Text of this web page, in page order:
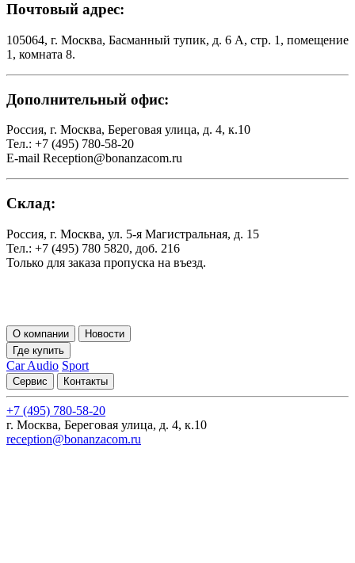
Почтовый адрес:
105064, г. Москва, Басманный тупик, д. 6 А, стр. 1, помещение
1, комната 8.
Дополнительный офис:
Россия, г. Москва, Береговая улица, д. 4, к.10
Тел.: +7 (495) 780-58-20
E-mail Reception@bonanzacom.ru
Склад:
Россия, г. Москва, ул. 5-я Магистральная, д. 15
Тел.: +7 (495) 780 5820, доб. 216
Только для заказа пропуска на въезд.
О компании
Новости
Где купить
Car Audio Sport
Сервис Контакты
+7 (495) 780-58-20
г. Москва, Береговая улица, д. 4, к.10
reception@bonanzacom.ru